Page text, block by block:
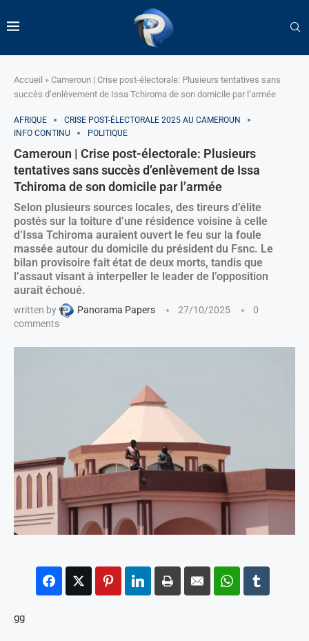
Accueil » Cameroun | Crise post-électorale: Plusieurs tentatives sans
succès d’enlèvement de Issa Tchiroma de son domicile par l’armée
AFRIQUE
CRISE POST-ÉLECTORALE 2025 AU CAMEROUN
INFO CONTINU
POLITIQUE
Cameroun | Crise post-électorale: Plusieurs
tentatives sans succès d’enlèvement de Issa
Tchiroma de son domicile par l’armée
Selon plusieurs sources locales, des tireurs d’élite
postés sur la toiture d’une résidence voisine à celle
d’Issa Tchiroma auraient ouvert le feu sur la foule
massée autour du domicile du président du Fsnc. Le
bilan provisoire fait état de deux morts, tandis que
l’assaut visant à interpeller le leader de l’opposition
aurait échoué.
written by Panorama Papers 27/10/2025
0
comments
gg